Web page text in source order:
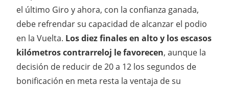
el último Giro y ahora, con la confianza ganada,
debe refrendar su capacidad de alcanzar el podio
en la Vuelta. Los diez finales en alto y los escasos
kilómetros contrarreloj le favorecen, aunque la
decisión de reducir de 20 a 12 los segundos de
bonificación en meta resta la ventaja de su